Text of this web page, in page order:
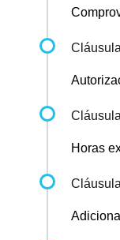
Horas